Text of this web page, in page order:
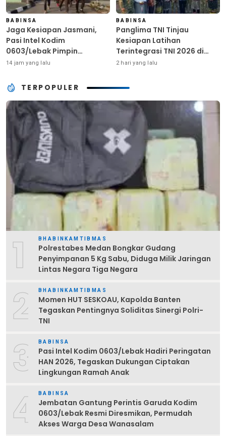
BABINSA
Jaga Kesiapan Jasmani,
Pasi Intel Kodim
0603/Lebak Pimpin
Pembinaan Fisik Rutin
14 jam yang lalu
BABINSA
Panglima TNI Tinjau
Kesiapan Latihan
Terintegrasi TNI 2026 di
Dabo Singkep
2 hari yang lalu
TERPOPULER
1 BHABINKAMTIBMAS
Polrestabes Medan Bongkar Gudang
Penyimpanan 5 Kg Sabu, Diduga Milik Jaringan
Lintas Negara Tiga Negara
2 BHABINKAMTIBMAS
Momen HUT SESKOAU, Kapolda Banten
Tegaskan Pentingnya Soliditas Sinergi Polri-
TNI
3 BABINSA
Pasi Intel Kodim 0603/Lebak Hadiri Peringatan
HAN 2026, Tegaskan Dukungan Ciptakan
Lingkungan Ramah Anak
4 BABINSA
Jembatan Gantung Perintis Garuda Kodim
0603/Lebak Resmi Diresmikan, Permudah
Akses Warga Desa Wanasalam